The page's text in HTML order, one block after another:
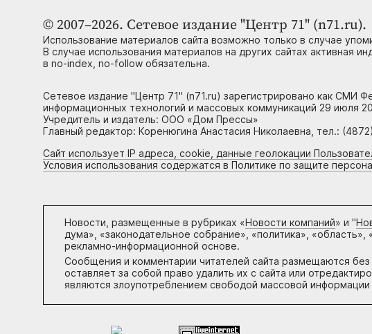
© 2007–2026. Сетевое издание "Центр 71" (n71.ru).
Использование материалов сайта возможно только в случае
В случае использования материалов на других сайтах активная
в no-index, no-follow обязательна.
Сетевое издание "Центр 71" (n71.ru) зарегистрировано как СМИ
информационных технологий и массовых коммуникаций 29 июля
Учредитель и издатель: ООО «Дом Прессы»
Главный редактор: Коренюгина Анастасия Николаевна, тел.:
Сайт использует IP адреса, cookie, данные геолокации
Условия использования содержатся в Политике по защите
Новости, размещенные в рубриках «Новости компаний» и "
дума», «законодательное собрание», «политика»,
рекламно-информационной основе.
Сообщения и комментарии читателей сайта размещаются
оставляет за собой право удалить их с сайта или
являются злоупотреблением свободой массовой